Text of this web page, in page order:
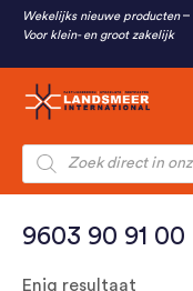
Wekelijks nieuwe producten
Voor klein- en groot zakelijk
Producten
zoeken
9603 90 91 00
Enig resultaat